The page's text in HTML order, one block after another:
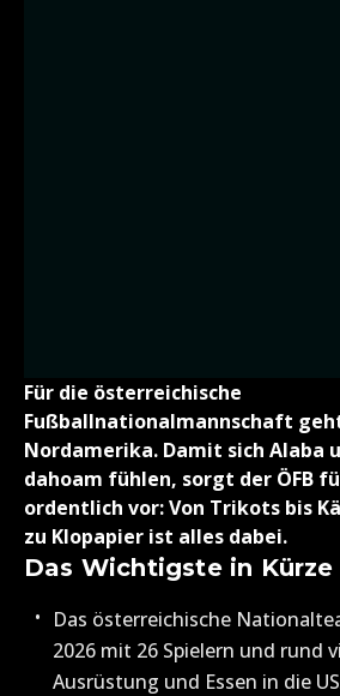
Für die österreichische
Fußballnationalmannschaft
Nordamerika. Damit sich Alaba
dahoam fühlen, sorgt der ÖFB
ordentlich vor: Von Trikots bis
zu Klopapier ist alles dabei.
Das Wichtigste in Kürze
Das österreichische
2026 mit 26 Spielern und rund
Ausrüstung und Essen in die